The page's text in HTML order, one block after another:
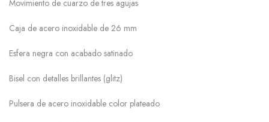
Movimiento de cuarzo de tres agujas
Caja de acero inoxidable de 26 mm
Esfera negra con acabado satinado
Bisel con detalles brillantes (glitz)
Pulsera de acero inoxidable color plateado